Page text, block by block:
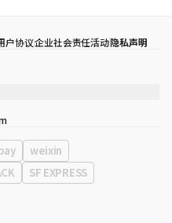
户协议企业社会责任活动隐私声明
号 3楼 （三成洞， coex)
weixin
SF EXPRESS